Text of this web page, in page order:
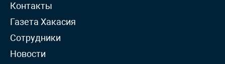
Контакты
Газета Хакасия
Сотрудники
Новости